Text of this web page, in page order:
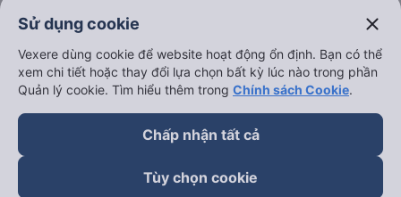
Sử dụng cookie close
Vexere dùng cookie để website hoạt động ổn định. Bạn có thể
xem chi tiết hoặc thay đổi lựa chọn bất kỳ lúc nào trong phần
Quản lý cookie. Tìm hiểu thêm trong Chính sách Cookie.
Chấp nhận tất cả
Tùy chọn cookie